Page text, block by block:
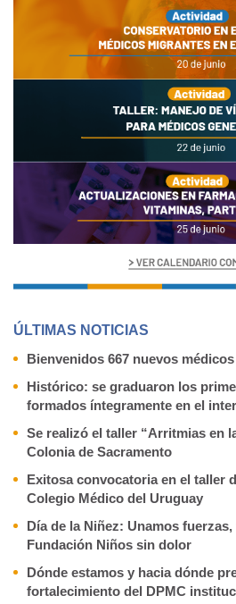
ÚLTIMAS NOTICIAS
Bienvenidos 667 nuevos
Histórico: se graduaron los
formados íntegramente en el
Se realizó el taller “Arritmias en
Colonia de Sacramento
Exitosa convocatoria en el taller
Colegio Médico del Uruguay
Día de la Niñez: Unamos
Fundación Niños sin dolor
Dónde estamos y hacia dónde
fortalecimiento del DPMC